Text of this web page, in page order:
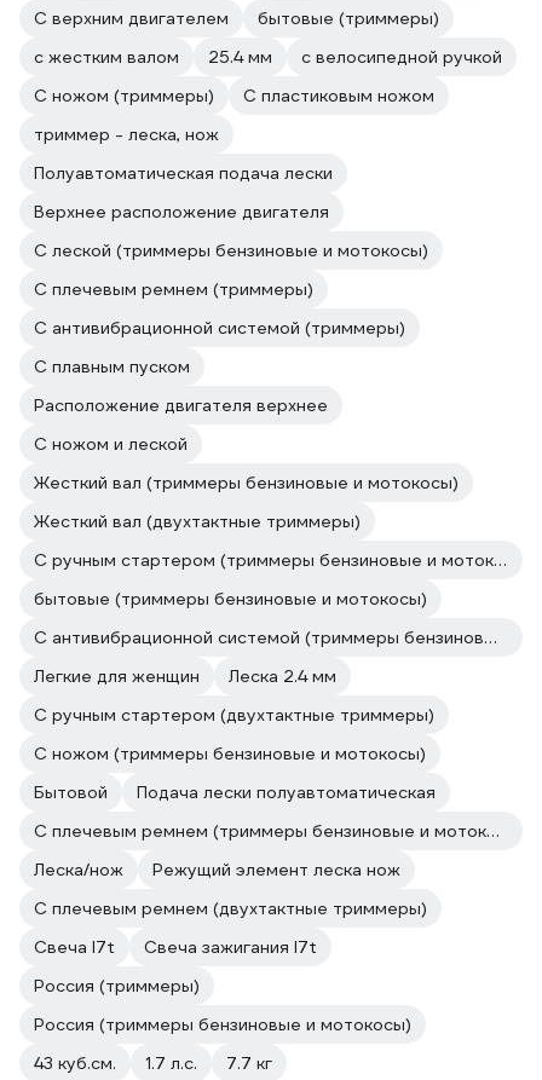
С верхним двигателем
бытовые (триммеры)
с жестким валом
25.4 мм
с велосипедной ручкой
С ножом (триммеры)
С пластиковым ножом
триммер - леска, нож
Полуавтоматическая подача лески
Верхнее расположение двигателя
С леской (триммеры бензиновые и мотокосы)
С плечевым ремнем (триммеры)
С антивибрационной системой (триммеры)
С плавным пуском
Расположение двигателя верхнее
С ножом и леской
Жесткий вал (триммеры бензиновые и мотокосы)
Жесткий вал (двухтактные триммеры)
С ручным стартером (триммеры бензиновые и мотокосы)
бытовые (триммеры бензиновые и мотокосы)
С антивибрационной системой (триммеры бензиновые и мотокосы)
Легкие для женщин
Леска 2.4 мм
С ручным стартером (двухтактные триммеры)
С ножом (триммеры бензиновые и мотокосы)
Бытовой
Подача лески полуавтоматическая
С плечевым ремнем (триммеры бензиновые и мотокосы)
Леска/нож
Режущий элемент леска нож
С плечевым ремнем (двухтактные триммеры)
Свеча l7t
Свеча зажигания l7t
Россия (триммеры)
Россия (триммеры бензиновые и мотокосы)
43 куб.см.
1.7 л.с.
7.7 кг